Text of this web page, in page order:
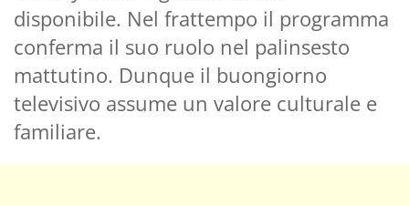
disponibile. Nel frattempo il programma
conferma il suo ruolo nel palinsesto
mattutino. Dunque il buongiorno
televisivo assume un valore culturale e
familiare.